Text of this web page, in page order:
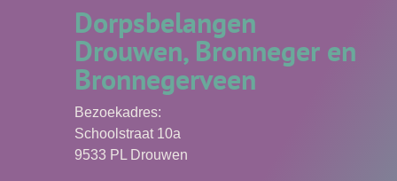
Dorpsbelangen
Drouwen, Bronneger en
Bronnegerveen
Bezoekadres:
Schoolstraat 10a
9533 PL Drouwen